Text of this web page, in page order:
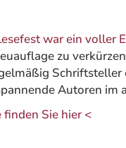
war ein voller
zu
Autoren im
finden Sie hier <